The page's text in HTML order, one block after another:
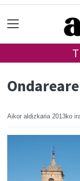
Aikor aldizkaria 2013ko